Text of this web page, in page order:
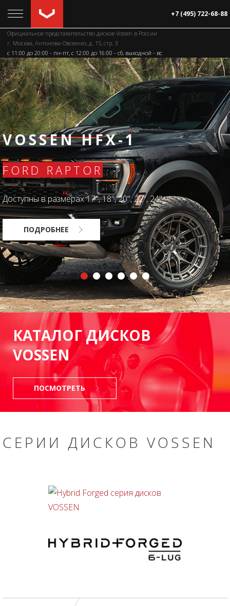
+7 (495) 722-68-88
Официальное представительство дисков Vossen в России
г. Москва, Антонова-Овсеенко, д. 15, стр. 3
c 11:00 до 20:00 - пн-пт, с 12:00 до 16:00 - сб, выходной - вс
VOSSEN HFX-1
FORD RAPTOR
Доступны в размерах 17", 18", 20", 22", 24"
ПОДРОБНЕЕ
КАТАЛОГ ДИСКОВ
VOSSEN
ПОСМОТРЕТЬ
СЕРИИ ДИСКОВ VOSSEN